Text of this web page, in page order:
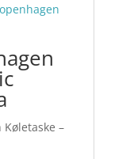
Køletaske –